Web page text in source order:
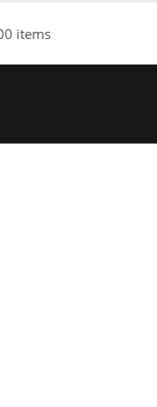
0 items